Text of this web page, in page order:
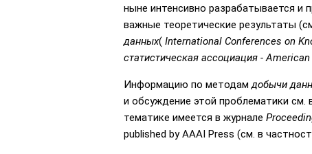
ныне интенсивно разрабатывается и
важные теоретические результаты
данных( International Conferences on
статистическая ассоциация -
Информацию по методамдобычи
и обсуждение этой проблематики см.
тематике имеется в журнале
published by AAAI Press (см. в